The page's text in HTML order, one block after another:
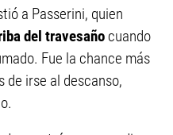
a Passerini, quien
del travesaño cuando
Fue la chance más
de irse al descanso,